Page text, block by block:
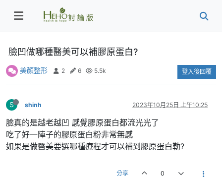
臉凹做哪種醫美可以補膠原蛋白?
美顏整形 2 6 5.5k 登入後回覆
S shinh 2023年10月25日 上午10:25
臉真的是越老越凹 感覺膠原蛋白都流光光了
吃了好一陣子的膠原蛋白粉非常無感
如果是做醫美要選哪種療程才可以補到膠原蛋白勒?
分享 0